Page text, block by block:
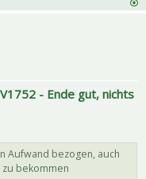
- Ende gut, nichts
Aufwand bezogen, auch
zu bekommen